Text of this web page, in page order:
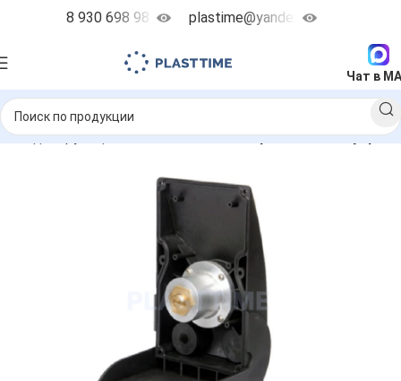
8 930 698 98 38 plastime@yandex.ru
Чат в
дозирующие насосы Запчасти Прочие аксессуары